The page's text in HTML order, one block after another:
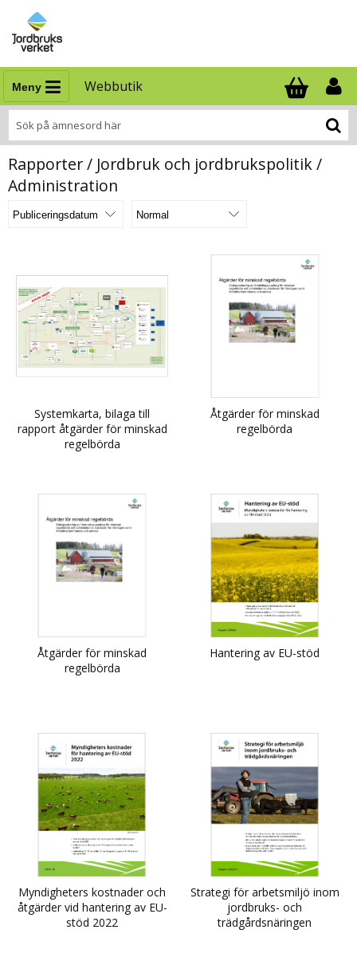
Meny Webbutik
Antal i
.
Rapporter / Jordbruk och jordbrukspolitik /
Administration
Systemkarta, bilaga till
rapport åtgärder för minskad
regelbörda
Åtgärder för minskad
regelbörda
Åtgärder för minskad
regelbörda
Hantering av EU-stöd
Myndigheters kostnader och
åtgärder vid hantering av EU-
stöd 2022
Strategi för arbetsmiljö inom
jordbruks- och
trädgårdsnäringen